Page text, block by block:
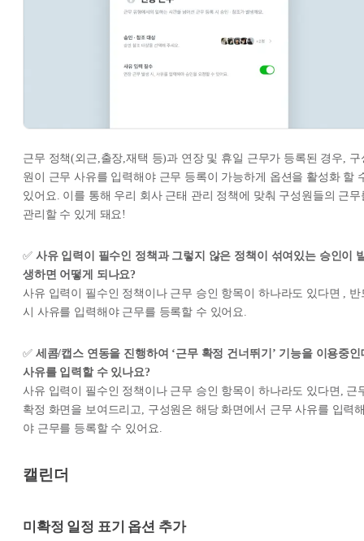
근무 정책(외근,출장,재택 등)과 연장 및 휴일 근무가 등록된 경우, 구
원이 근무 사유를 입력해야 근무 등록이 가능하게 옵션을 활성화 할
있어요. 이를 통해 우리 회사 근태 관리 정책에 맞춰 구성원들의 근무
관리할 수 있게 돼요!
✅ 사유 입력이 필수인 정책과 그렇지 않은 정책이 섞여있는 승인이
생하면 어떻게 되나요?
사유 입력이 필수인 정책이나 근무 승인 항목이 하나라도 있다면 , 반
시 사유를 입력해야 근무를 등록할 수 있어요.
✅ 세콤/캡스 연동을 진행하여 ‘근무 확정 건너뛰기’ 기능을 이용중인
사유를 입력할 수 있나요?
사유 입력이 필수인 정책이나 근무 승인 항목이 하나라도 있다면, 근
확정 화면을 보여드리고, 구성원은 해당 화면에서 근무 사유를 입력
야 근무를 등록할 수 있어요.
캘린더
미확정 일정 표기 옵션 추가